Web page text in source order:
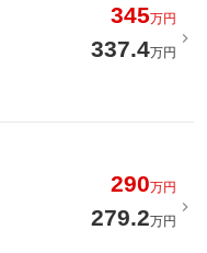
345万円
337.4万円
290万円
279.2万円